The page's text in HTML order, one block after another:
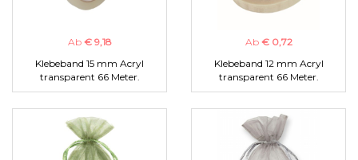
Ab € 9,18
Klebeband 15 mm Acryl
transparent 66 Meter.
Ab € 0,72
Klebeband 12 mm Acryl
transparent 66 Meter.